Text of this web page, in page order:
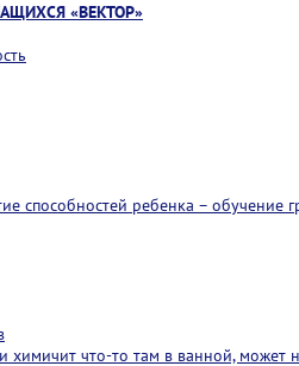
«ВЕКТОР»
способностей ребенка – обучение
химичит что-то там в ванной,